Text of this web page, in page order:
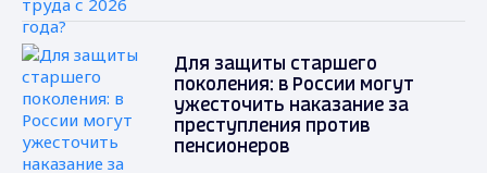
Для защиты старшего
поколения: в России могут
ужесточить наказание за
преступления против
пенсионеров